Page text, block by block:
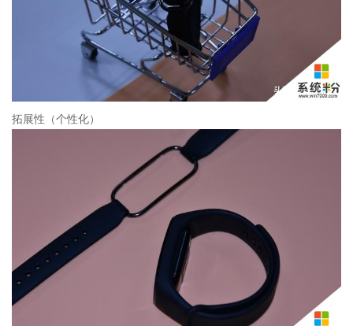
拓展性（个性化）